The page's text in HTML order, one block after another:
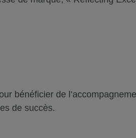
bénéficier de
de succès.